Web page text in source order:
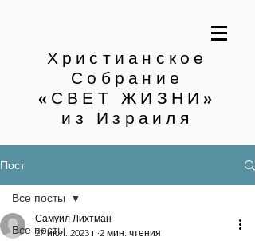
Христианское
Собрание
«СВЕТ ЖИЗНИ»
из Израиля
Пост
Все посты
Все посты
Самуил Лихтман
27 июл. 2023 г. 2 мин. чтения